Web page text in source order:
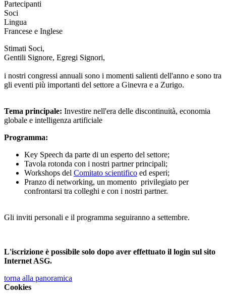
Partecipanti
Soci
Lingua
Francese e Inglese
Stimati Soci,
Gentili Signore, Egregi Signori,
i nostri congressi annuali sono i momenti salienti dell'anno e sono tra
gli eventi più importanti del settore a Ginevra e a Zurigo.
Tema principale: Investire nell'era delle discontinuità, economia
globale e intelligenza artificiale
Programma:
Key Speech da parte di un esperto del settore;
Tavola rotonda con i nostri partner principali;
Workshops del Comitato scientifico ed esperi;
Pranzo di networking, un momento privilegiato per
confrontarsi tra colleghi e con i nostri partner.
Gli inviti personali e il programma seguiranno a settembre.
L'iscrizione è possibile solo dopo aver effettuato il login sul sito
Internet ASG.
torna alla panoramica
Cookies